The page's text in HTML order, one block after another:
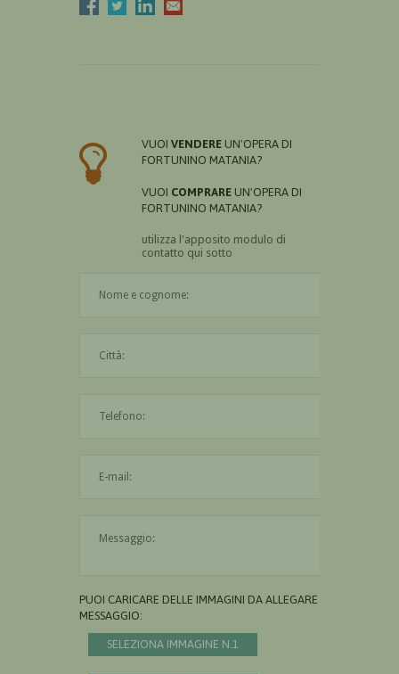
VUOI VENDERE UN'OPERA DI
FORTUNINO MATANIA?
VUOI COMPRARE UN'OPERA DI
FORTUNINO MATANIA?
utilizza l'apposito modulo di
contatto qui sotto
PUOI CARICARE DELLE IMMAGINI DA ALLEGARE AL
MESSAGGIO:
SELEZIONA IMMAGINE N.1